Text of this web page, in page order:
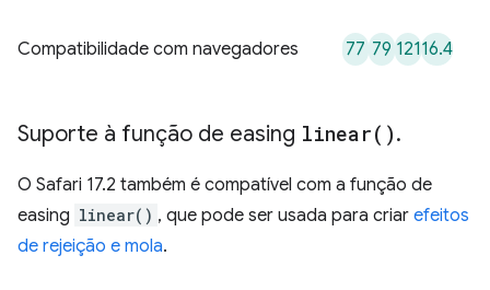
Compatibilidade com navegadores 77 79 12116.4
Suporte à função de easing linear( ).
O Safari 17.2 também é compatível com a função de
easing linear() , que pode ser usada para criar efeitos
de rejeição e mola.